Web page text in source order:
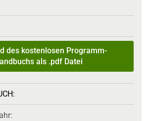
des kostenlosen Programm-
als .pdf Datei